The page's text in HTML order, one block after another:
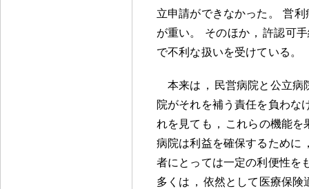
立申請ができなかった 。
営利
が重い。 そのほか ， 許認可
で不利な扱いを受けている 。
本来は ， 民営病院と公立病
院がそれを補う責任を負わな
れを見ても ， これらの機能を
病院は利益を確保するために
者にとっては一定の利便性を
多くは ， 依然として医療保険